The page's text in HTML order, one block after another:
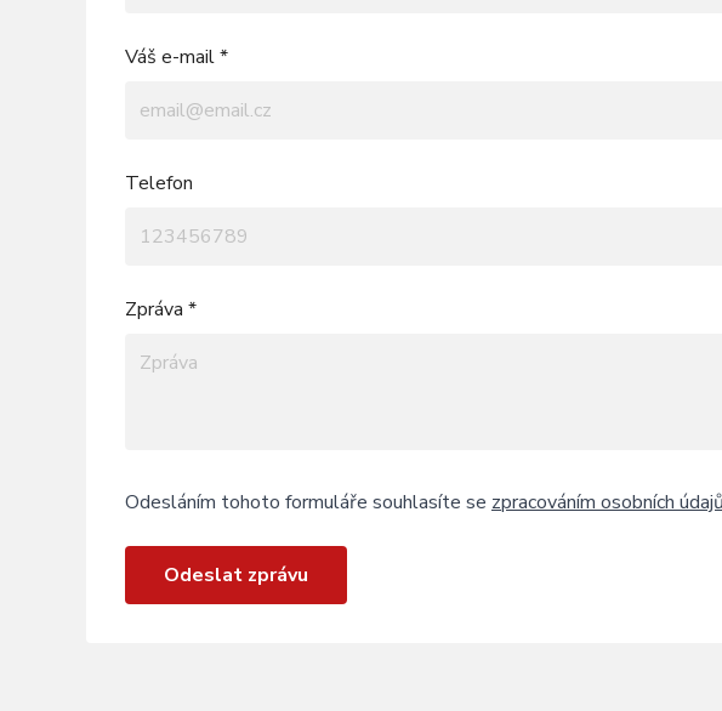
Váš e-mail *
Telefon
Zpráva *
Odesláním tohoto formuláře souhlasíte se zpracováním osobních
Odeslat zprávu